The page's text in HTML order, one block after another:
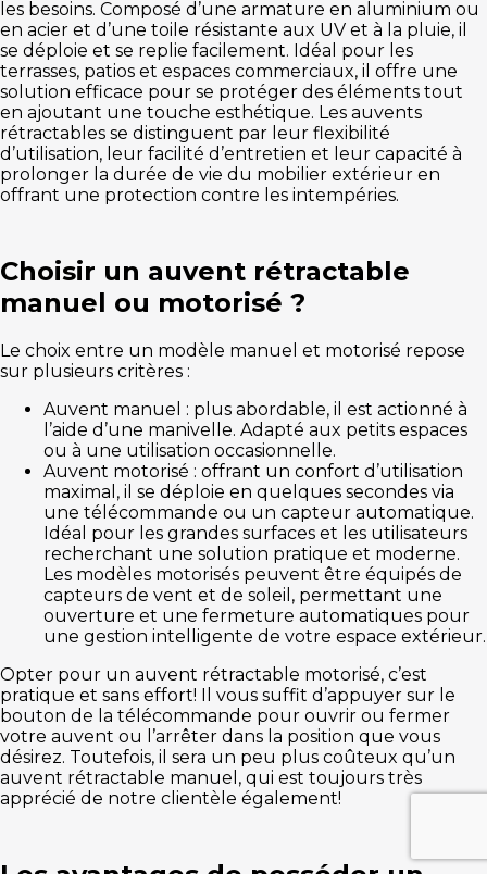
les besoins. Composé d’une armature en aluminium ou
en acier et d’une toile résistante aux UV et à la pluie, il
se déploie et se replie facilement. Idéal pour les
terrasses, patios et espaces commerciaux, il offre une
solution efficace pour se protéger des éléments tout
en ajoutant une touche esthétique. Les auvents
rétractables se distinguent par leur flexibilité
d’utilisation, leur facilité d’entretien et leur capacité à
prolonger la durée de vie du mobilier extérieur en
offrant une protection contre les intempéries.
Choisir un auvent rétractable
manuel ou motorisé ?
Le choix entre un modèle manuel et motorisé repose
sur plusieurs critères :
Auvent manuel : plus abordable, il est actionné à
l’aide d’une manivelle. Adapté aux petits espaces
ou à une utilisation occasionnelle.
Auvent motorisé : offrant un confort d’utilisation
maximal, il se déploie en quelques secondes via
une télécommande ou un capteur automatique.
Idéal pour les grandes surfaces et les utilisateurs
recherchant une solution pratique et moderne.
Les modèles motorisés peuvent être équipés de
capteurs de vent et de soleil, permettant une
ouverture et une fermeture automatiques pour
une gestion intelligente de votre espace extérieur.
Opter pour un auvent rétractable motorisé, c’est
pratique et sans effort! Il vous suffit d’appuyer sur le
bouton de la télécommande pour ouvrir ou fermer
votre auvent ou l’arrêter dans la position que vous
désirez. Toutefois, il sera un peu plus coûteux qu’un
auvent rétractable manuel, qui est toujours très
apprécié de notre clientèle également!